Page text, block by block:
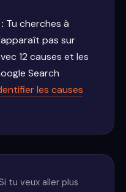
Tu cherches à
pas sur
12 causes et les
Search
les causes
tu veux aller plus